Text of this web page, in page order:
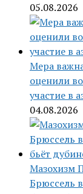
05.08.2026
Мера
оценили
участие в
04.08.2026
Мазохизм
Брюссель